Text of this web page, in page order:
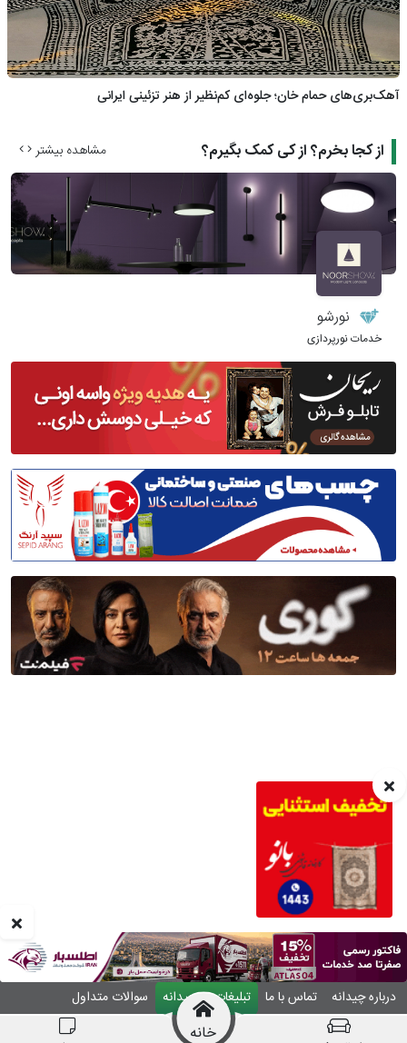
خانه
آهک‌بری‌های حمام خان؛ جلوه‌ای کم‌نظیر از هنر تزئینی ایرانی
از کجا بخرم؟ از کی کمک بگیرم؟ مشاهده بیشتر
نورشو
خدمات نورپردازی
درباره چیدانه تماس با ما تبلیغات در چیدانه
سوالات متداول
ورود